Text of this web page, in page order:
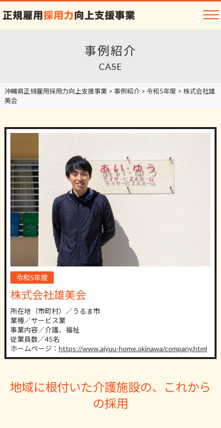
事例紹介
CASE
沖縄県正規雇用採用力向上支援事業> 事例紹介> 令和5年度> 株式会社雄
美会
令和5年度
株式会社雄美会
所在地（市町村）／うるま市
業種／サービス業
事業内容／介護、福祉
従業員数／45名
ホームページ： https://www.aiyuu-home.okinawa/company.html
地域に根付いた介護施設の、これから
の採用